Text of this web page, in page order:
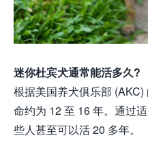
迷你杜宾犬通常能活多久?
根据美国养犬俱乐部
命约为 12 至 16 年。通过
些人甚至可以活 20 多年。